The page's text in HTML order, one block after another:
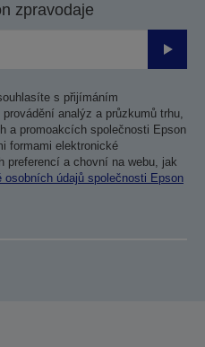
zpravodaje
s přijímáním
analýz a průzkumů trhu,
a promoakcích společnosti Epson
formami elektronické
preferencí a chovní na webu, jak
osobních údajů společnosti Epson